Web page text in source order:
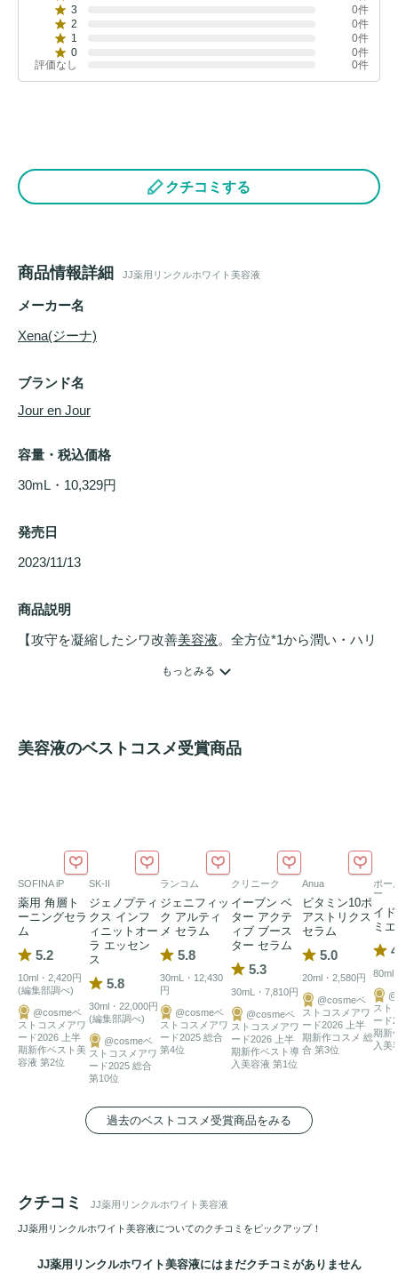
3
0件
2
0件
1
0件
0
0件
評価なし
0件
クチコミする
商品情報詳細 JJ薬用リンクルホワイト美容液
メーカー名
Xena(ジーナ)
ブランド名
Jour en Jour
容量・税込価格
30mL・10,329円
発売日
2023/11/13
商品説明
【攻守を凝縮したシワ改善美容液。全方位*1から潤い・ハリ
標に着目し、潤いとハリに満ちた肌へ整えます。
処方』*4が硬くなりがちな肌を柔らかくほぐし、次に使う潤
いまでもがなじみやすい状態へ。
セラミド
3種*5に加え、進化型 ヒアルロン酸*6も配合！長時
間潤いをキープし、キメを整えて、弾むようなハリを支えま
す。
★肌なじみが抜群
塗った瞬間からじゅわーっと広がり、吸い込まれるようにす
ぐなじんで、すべすべな肌触りに。あとに続く
販売名：薬用リンクル
シミ・そばかすを防ぐ *3 BG、ポリオキシブチレンポリオキ
もっとみる
美容液のベストコスメ受賞商品
SOFINA iP
薬用 角層ト
ーニングセラ
ム
5.2
10ml・2,420円
(編集部調べ)
@cosmeベ
ストコスメアワ
ード2026 上半
期新作ベスト美
容液 第2位
SK-II
ジェノプティ
クス インフ
ィニットオー
ラ エッセン
ス
5.8
30ml・22,000円
(編集部調べ)
@cosmeベ
ストコスメアワ
ード2025 総合
第10位
ランコム
ジェニフィッ
ク アルティ
メ セラム
5.8
30mL・12,430
円
@cosmeベ
ストコスメアワ
ード2025 総合
第4位
クリニーク
イーブン ベ
ター アクテ
ィブ ブース
ター セラム
5.3
30mL・7,810円
@cosmeベ
ストコスメアワ
ード2026 上半
期新作ベスト導
入美容液 第1位
Anua
ビタミン10ポ
アストリクス
セラム
5.0
20ml・2,580円
@cosmeベ
ストコスメアワ
ード2026 上半
期新作コスメ 総
合 第3位
ポー
ー
イ
ミ
80ml
スト
ード
期新
入美
過去のベストコスメ受賞商品をみる
クチコミ JJ薬用リンクルホワイト美容液
JJ薬用リンクルホワイト美容液についてのクチコミをピックアップ！
JJ薬用リンクルホワイト美容液にはまだクチコミがありません